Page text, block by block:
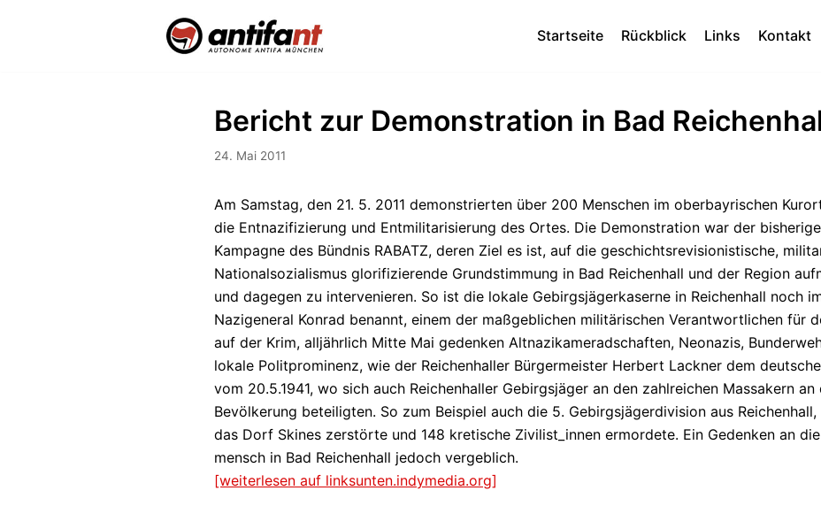
Startseite Rückblick Links Kontakt
Bericht zur Demonstration in Bad
24. Mai 2011
Am Samstag, den 21. 5. 2011 demonstrierten über 200 Menschen im oberbayrischen
die Entnazifizierung und Entmilitarisierung des Ortes. Die Demonstration war der
Kampagne des Bündnis RABATZ, deren Ziel es ist, auf die geschichtsrevisionistische,
Nationalsozialismus glorifizierende Grundstimmung in Bad Reichenhall und der Region
und dagegen zu intervenieren. So ist die lokale Gebirgsjägerkaserne in Reichenhall noch
Nazigeneral Konrad benannt, einem der maßgeblichen militärischen Verantwortlichen für
auf der Krim, alljährlich Mitte Mai gedenken Altnazikameradschaften, Neonazis,
lokale Politprominenz, wie der Reichenhaller Bürgermeister Herbert Lackner dem
vom 20.5.1941, wo sich auch Reichenhaller Gebirgsjäger an den zahlreichen Massakern
Bevölkerung beteiligten. So zum Beispiel auch die 5. Gebirgsjägerdivision aus Reichenhall,
das Dorf Skines zerstörte und 148 kretische Zivilist_innen ermordete. Ein Gedenken an
mensch in Bad Reichenhall jedoch vergeblich.
[weiterlesen auf linksunten.indymedia.org]